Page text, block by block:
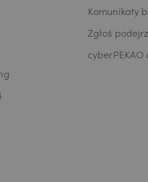
Komunikaty
Zgłoś
cyberPEKAO